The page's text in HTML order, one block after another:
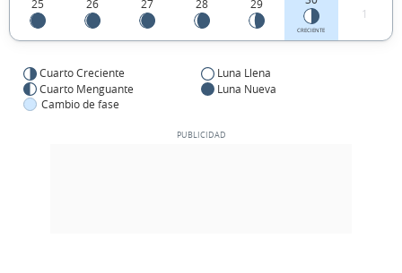
25 26 27 28 29
CRECIENTE
1
Cuarto Creciente
Luna Llena
Cuarto Menguante
Luna Nueva
Cambio de fase